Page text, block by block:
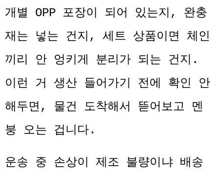
개별 OPP 포장이 되어 있는지, 완충
재는 넣는 건지, 세트 상품이면 체인
끼리 안 엉키게 분리가 되는 건지.
이런 거 생산 들어가기 전에 확인 안
해두면, 물건 도착해서 뜯어보고 멘
붕 오는 겁니다.
운송 중 손상이 제조 불량이냐 배송